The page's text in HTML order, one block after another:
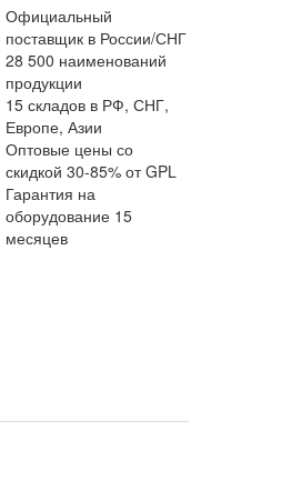
Официальный
поставщик в России/СНГ
28 500 наименований
продукции
15 складов в РФ, СНГ,
Европе, Азии
Оптовые цены со
скидкой 30-85% от GPL
Гарантия на
оборудование 15
месяцев